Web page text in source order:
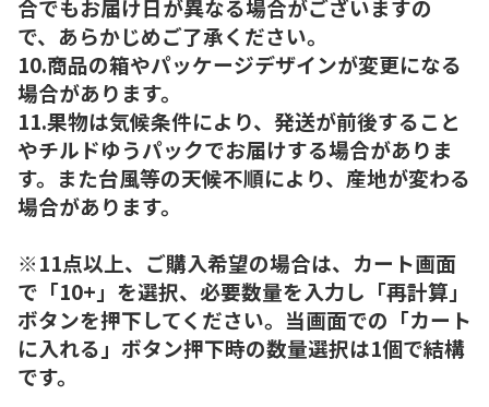
合でもお届け日が異なる場合がございますの
で、あらかじめご了承ください。
10.商品の箱やパッケージデザインが変更になる
場合があります。
11.果物は気候条件により、発送が前後すること
やチルドゆうパックでお届けする場合がありま
す。また台風等の天候不順により、産地が変わる
場合があります。
※11点以上、ご購入希望の場合は、カート画面
で「10+」を選択、必要数量を入力し「再計算」
ボタンを押下してください。当画面での「カート
に入れる」ボタン押下時の数量選択は1個で結構
です。